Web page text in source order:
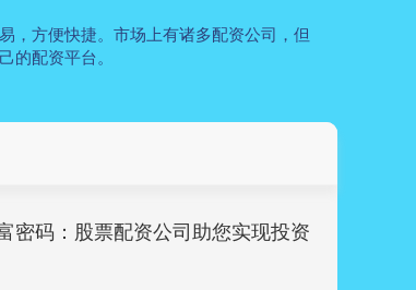
，方便快捷。市场上有诸多配资公司，但
配资平台。
密码：股票配资公司助您实现投资